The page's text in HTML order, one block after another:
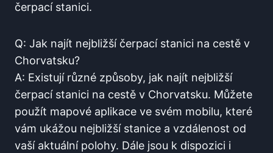
čerpací stanici.‌
Q: Jak najít nejbližší čerpací⁤ stanici‍ na ⁣cestě⁢ v
⁤Chorvatsku?
A:‍ Existují různé způsoby, jak⁢ najít nejbližší
čerpací stanici na​ cestě v Chorvatsku. ⁣Můžete
použít⁤ mapové aplikace ve svém mobilu, které
vám ukážou ⁣nejbližší stanice a vzdálenost od
vaší aktuální polohy. Dále jsou k dispozici i